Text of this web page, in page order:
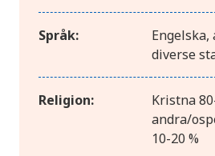
Språk:
diverse
Religion:
Kristna
andra/
10-20 %